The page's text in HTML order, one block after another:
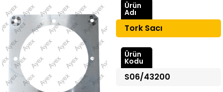
Ürün
Adı
Tork Sacı
Ürün
Kodu
S06/43200